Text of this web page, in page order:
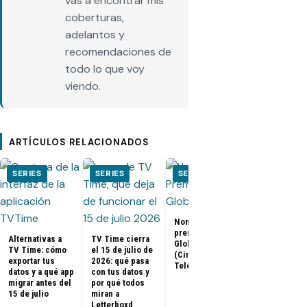
coberturas,
adelantos y
recomendaciones de
todo lo que voy
viendo.
ARTÍCULOS RELACIONADOS
SERIES
Alternativas a
TV Time: cómo
exportar tus
datos y a qué app
migrar antes del
15 de julio
SERIES
TV Time cierra
el 15 de julio de
2026: qué pasa
con tus datos y
por qué todos
miran a
Letterboxd
SERIES
Nominados a los
premios Golden
Globes 2025
(Cine y
Televisión)